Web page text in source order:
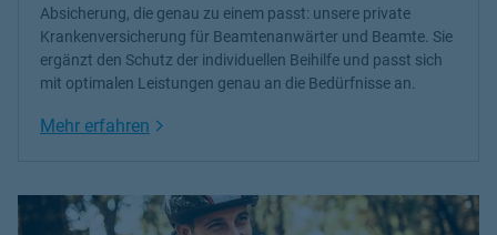
Absicherung, die genau zu einem passt: unsere private
Krankenversicherung für Beamtenanwärter und Beamte. Sie
ergänzt den Schutz der individuellen Beihilfe und passt sich
mit optimalen Leistungen genau an die Bedürfnisse an.
Mehr erfahren Link Opens in New Tab